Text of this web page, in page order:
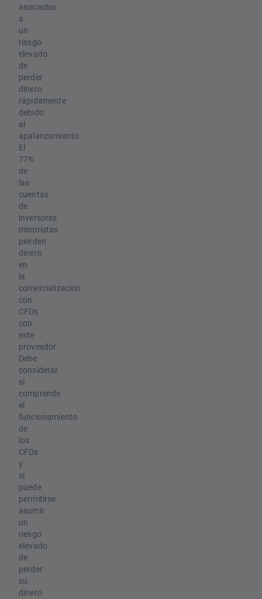
asociados
a
un
riesgo
elevado
de
perder
dinero
rápidamente
debido
al
apalancamiento.
El
77%
de
las
cuentas
de
inversores
minoristas
pierden
dinero
en
la
comercialización
con
CFDs
con
este
proveedor.
Debe
considerar
si
comprende
el
funcionamiento
de
los
CFDs
y
si
puede
permitirse
asumir
un
riesgo
elevado
de
perder
su
dinero